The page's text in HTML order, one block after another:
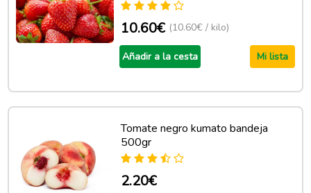
10.60€ (10.60€ / kilo)
Añadir a la cesta Mi lista
Tomate negro kumato bandeja
500gr
2.20€